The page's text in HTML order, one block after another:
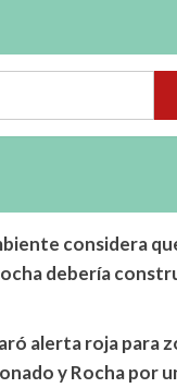
considera
debería
alerta roja para
y Rocha por